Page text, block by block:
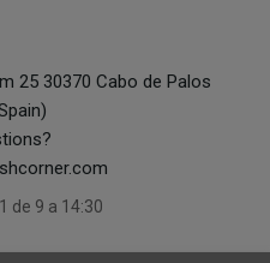
25 30370 Cabo de Palos
de 9 a 14:30